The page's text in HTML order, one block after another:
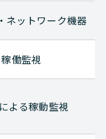
ネットワーク機器
稼働監視
よる稼動監視